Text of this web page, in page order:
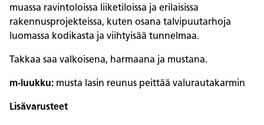
muassa ravintoloissa liiketiloissa ja erilaisissa
rakennusprojekteissa, kuten osana talvipuutarhoja
luomassa kodikasta ja viihtyisää tunnelmaa.
Takkaa saa valkoisena, harmaana ja mustana.
m-luukku: musta lasin reunus peittää valurautakarmin
Lisävarusteet